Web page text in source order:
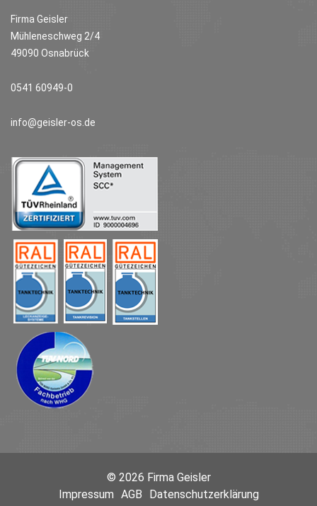
Firma Geisler
Mühleneschweg 2/4
49090 Osnabrück
0541 60949-0
info@geisler-os.de
© 2026 Firma Geisler
Impressum AGB Datenschutzerklärung